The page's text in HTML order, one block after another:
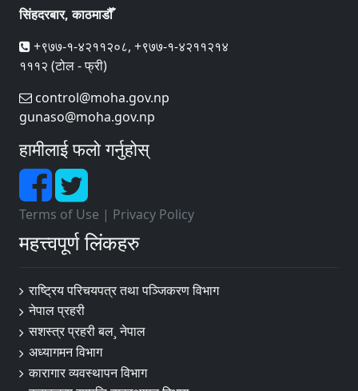
सिंहदरबार, काठमाडौँ
+९७७-१-४२११२०८, +९७७-१-४२११२१४
१११२ (टोल - फ्री)
control@moha.gov.np
gunaso@moha.gov.np
हामीलाई फलो गर्नुहोस्
Terms of Use | Privacy Policy
महत्त्वपूर्ण लिंकहरु
राष्ट्रिय परिचयपत्र तथा पञ्‍जिकरण विभाग
नेपाल प्रहरी
सशस्त्र प्रहरी बल¸ नेपाल
अध्यागमन विभाग
कारागार व्यवस्थापन विभाग